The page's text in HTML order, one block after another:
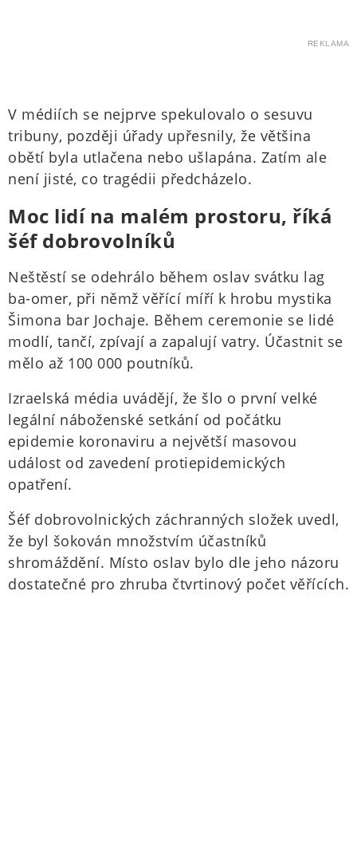
REKLAMA
V médiích se nejprve spekulovalo o sesuvu
tribuny, později úřady upřesnily, že většina
obětí byla utlačena nebo ušlapána. Zatím ale
není jisté, co tragédii předcházelo.
Moc lidí na malém prostoru, říká
šéf dobrovolníků
Neštěstí se odehrálo během oslav svátku lag
ba-omer, při němž věřící míří k hrobu mystika
Šimona bar Jochaje. Během ceremonie se lidé
modlí, tančí, zpívají a zapalují vatry. Účastnit se
mělo až 100 000 poutníků.
Izraelská média uvádějí, že šlo o první velké
legální náboženské setkání od počátku
epidemie koronaviru a největší masovou
událost od zavedení protiepidemických
opatření.
Šéf dobrovolnických záchranných složek uvedl,
že byl šokován množstvím účastníků
shromáždění. Místo oslav bylo dle jeho názoru
dostatečné pro zhruba čtvrtinový počet věřících.